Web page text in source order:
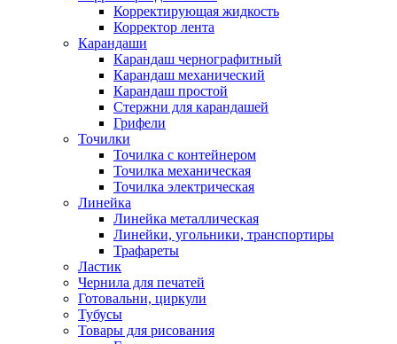
Корректирующая жидкость
Корректор лента
Карандаши
Карандаш чернографитный
Карандаш механический
Карандаш простой
Стержни для карандашей
Грифели
Точилки
Точилка с контейнером
Точилка механическая
Точилка электрическая
Линейка
Линейка металлическая
Линейки, угольники, транспортиры
Трафареты
Ластик
Чернила для печатей
Готовальни, циркули
Тубусы
Товары для рисования